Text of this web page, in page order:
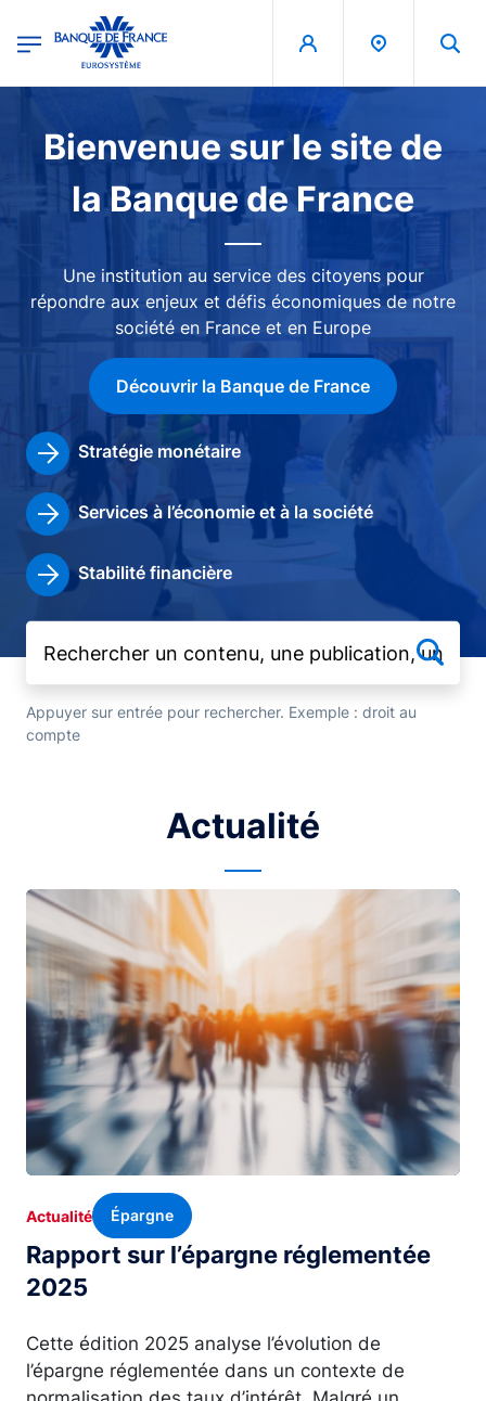
Banque de France - Menu Principal
Bienvenue sur le site de
la Banque de France
Une institution au service des citoyens pour
répondre aux enjeux et défis économiques de notre
société en France et en Europe
Découvrir la Banque de France
Stratégie monétaire
Services à l’économie et à la société
Stabilité financière
Appuyer sur entrée pour rechercher. Exemple : droit au
compte
Actualité
Image
Rapport sur l’épargne réglementée
2025
Actualité Épargne
Cette édition 2025 analyse l’évolution de
l’épargne réglementée dans un contexte de